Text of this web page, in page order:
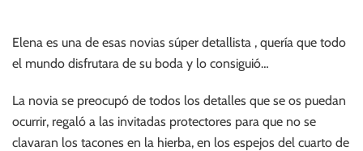
Elena es una de esas novias súper detallista , quería que todo
el mundo disfrutara de su boda y lo consiguió…
La novia se preocupó de todos los detalles que se os puedan
ocurrir, regaló a las invitadas protectores para que no se
clavaran los tacones en la hierba, en los espejos del cuarto de